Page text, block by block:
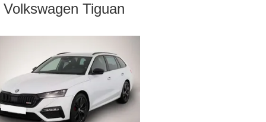
Volkswagen Tiguan